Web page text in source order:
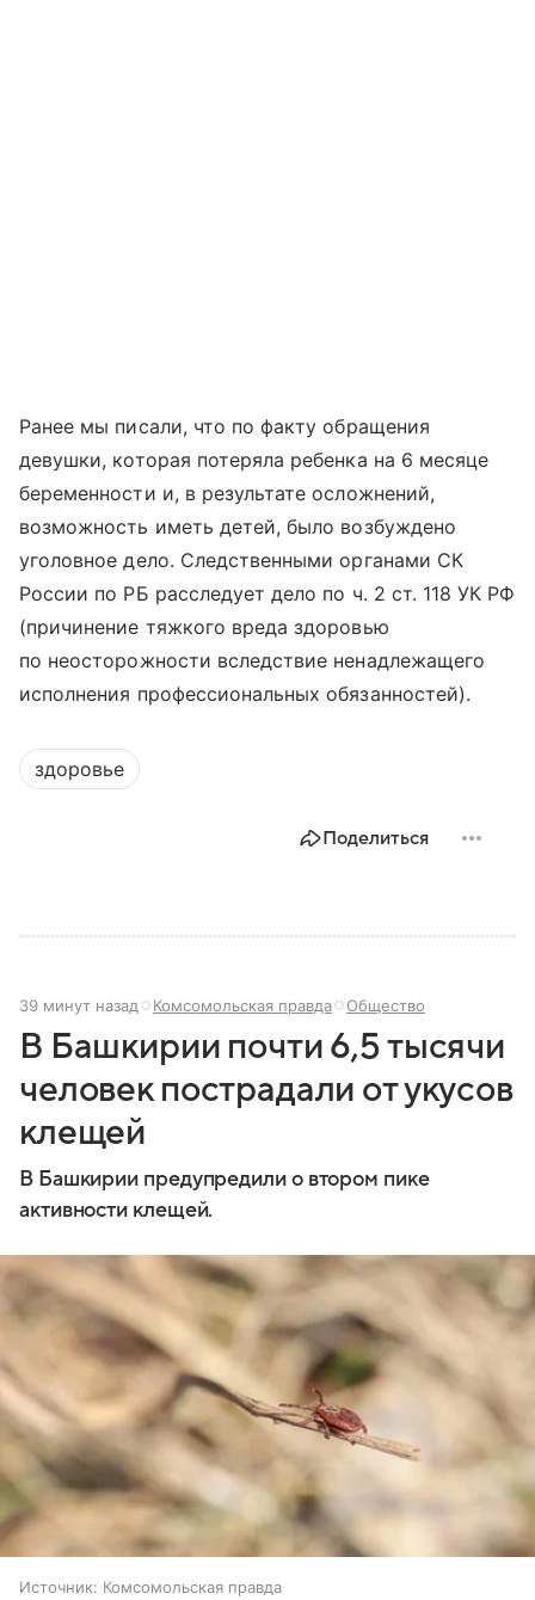
Ранее мы писали, что по факту обращения
девушки, которая потеряла ребенка на 6 месяце
беременности и, в результате осложнений,
возможность иметь детей, было возбуждено
уголовное дело. Следственными органами СК
России по РБ расследует дело по ч. 2 ст. 118 УК РФ
(причинение тяжкого вреда здоровью
по неосторожности вследствие ненадлежащего
исполнения профессиональных обязанностей).
здоровье
Поделиться
39 минут назад Комсомольская правда Общество
В Башкирии почти 6,5 тысячи
человек пострадали от укусов
клещей
В Башкирии предупредили о втором пике
активности клещей.
Источник: Комсомольская правда